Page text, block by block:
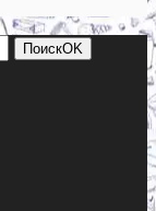
ПоискOK